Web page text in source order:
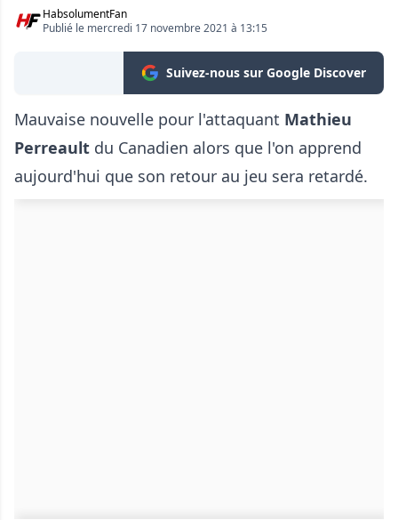
HabsolumentFan
Publié le mercredi 17 novembre 2021 à 13:15
Suivez-nous sur Google Discover
Mauvaise nouvelle pour l'attaquant Mathieu
Perreault du Canadien alors que l'on apprend
aujourd'hui que son retour au jeu sera retardé.